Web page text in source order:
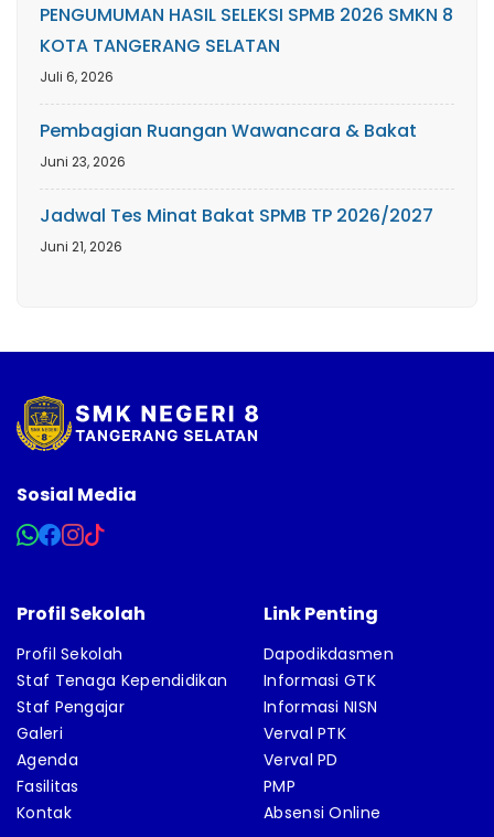
PENGUMUMAN HASIL SELEKSI SPMB 2026 SMKN 8
KOTA TANGERANG SELATAN
Juli 6, 2026
Pembagian Ruangan Wawancara & Bakat
Juni 23, 2026
Jadwal Tes Minat Bakat SPMB TP 2026/2027
Juni 21, 2026
Sosial Media
Profil Sekolah
Profil Sekolah
Staf Tenaga Kependidikan
Staf Pengajar
Galeri
Agenda
Fasilitas
Kontak
Link Penting
Dapodikdasmen
Informasi GTK
Informasi NISN
Verval PTK
Verval PD
PMP
Absensi Online